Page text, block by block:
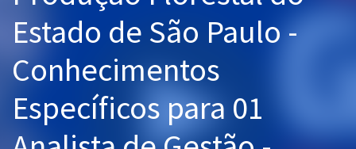
Questões grátis
Conteúdo gratuito
Estado de São Paulo -
Conhecimentos
Específicos para 01